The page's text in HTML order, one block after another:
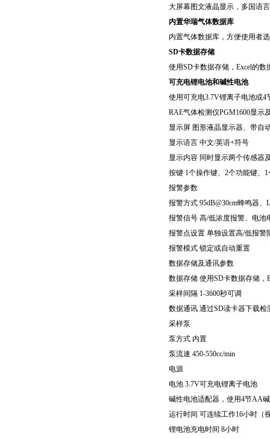
大屏幕图文液晶显示，多国语
内置华瑞气体数据库
内置气体数据库，方便使用者
SD卡数据存储
使用SD卡数据存储，Excel的
可充电锂电池和碱性电池
使用可充电3.7V锂离子电池或4
RAE气体检测仪PGM1600显示
显示屏 图形液晶显示器、带自
显示语言 中文/英语+符号
显示内容 同时显示两个传感器
按键 1个操作键、2个功能键、
报警参数
报警方式 95dB@30cm蜂鸣器、
报警信号 高/低浓度报警、电
报警点设置 单独设置高/低报警
报警模式 锁定或自动重置
数据存储及通讯参数
数据存储 使用SD卡数据存储，
采样间隔 1-3600秒可调
数据通讯 通过SD读卡器下载
采样泵
泵方式 内置
泵流速 450-550cc/min
电源
电池 3.7V可充电锂离子电池
碱性电池适配器，使用4节AA
运行时间 可连续工作16小时（
锂电池充电时间 8小时